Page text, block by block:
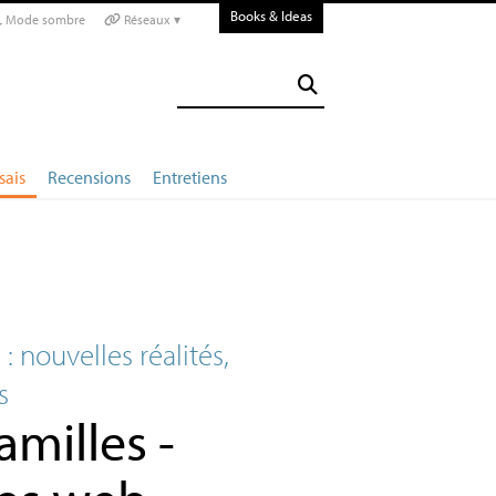
Mode sombre Réseaux ▾ Books & Ideas
Recensions Entretiens
nouvelles réalités,
-